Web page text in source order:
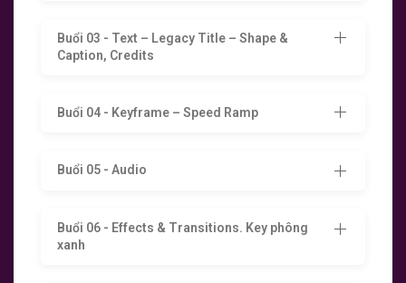
Buổi 03 - Text – Legacy Title – Shape &
Caption, Credits
Buổi 04 - Keyframe – Speed Ramp
Buổi 05 - Audio
Buổi 06 - Effects & Transitions. Key phông
xanh